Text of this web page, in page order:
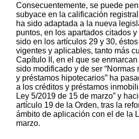
Consecuentemente, se puede
subyace en la calificación
ha sido adaptada a la nueva
puntos, en los apartados citados
sido en los artículos 29 y 30,
vigentes y aplicables, tanto más
Capítulo II, en el que se
sido modificado y de ser “Normas
y préstamos hipotecarios” ha
a los créditos y préstamos
Ley 5/2019 de 15 de marzo” y
artículo 19 de la Orden, tras la
ámbito de aplicación con el de la
marzo.